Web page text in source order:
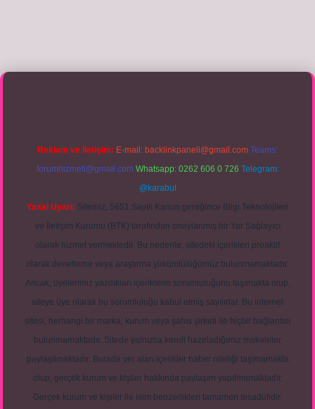
tıklabetexper giriş
Reklam ve İletişim: E-mail: backlinkpaneli@gmail.com Teams:
forumhizmeti@gmail.com Whatsapp: 0262 606 0 726 Telegram:
@karabul
Yasal Uyarı: Sitemiz, 5651 Sayılı Kanun gereğince Bilgi Teknolojileri
ve İletişim Kurumu (BTK) tarafından onaylanmış bir Yer Sağlayıcı
olarak hizmet vermektedir. Bu nedenle, sitedeki içerikleri proaktif
olarak denetleme veya araştırma yükümlülüğümüz bulunmamaktadır.
Ancak, üyelerimiz yazdıkları içeriklerin sorumluluğunu taşımakta olup,
siteye üye olarak bu sorumluluğu kabul etmiş sayılırlar. Bu internet
sitesi, herhangi bir marka, kurum veya şahıs şirketi ile hiçbir bağlantısı
bulunmamaktadır. Sitede yalnızca kendi hazırladığımız makaleler
paylaşılmaktadır. Burada yer alan içerikler haber niteliği taşımamakta
olup, gerçek kurum ve kişiler hakkında paylaşım yapılmamaktadır.
Gerçek kurum ve kişiler ile isim benzerlikleri tamamen tesadüfidir.